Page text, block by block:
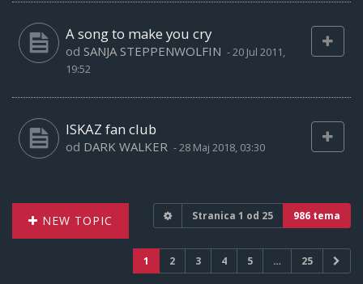
A song to make you cry
od SANJA STEPPENWOLFIN -20 Jul 2011,
19:52
ISKAZ fan club
od DARK WALKER -28 Maj 2018, 03:30
NEW TOPIC Stranica 1 od 25 986 tema
1 2 3 4 5 … 25